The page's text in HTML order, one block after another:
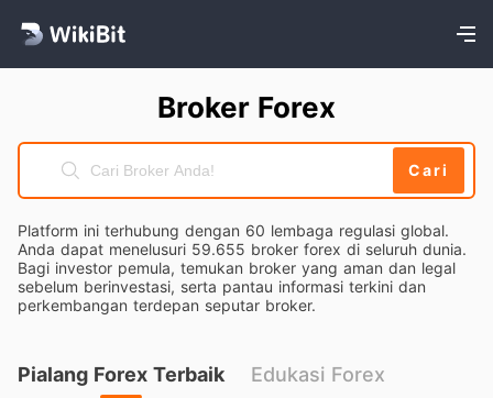
Broker Forex
Cari
Platform ini terhubung dengan 60 lembaga regulasi global.
Anda dapat menelusuri 59.655 broker forex di seluruh dunia.
Bagi investor pemula, temukan broker yang aman dan legal
sebelum berinvestasi, serta pantau informasi terkini dan
perkembangan terdepan seputar broker.
Pialang Forex Terbaik Edukasi Forex